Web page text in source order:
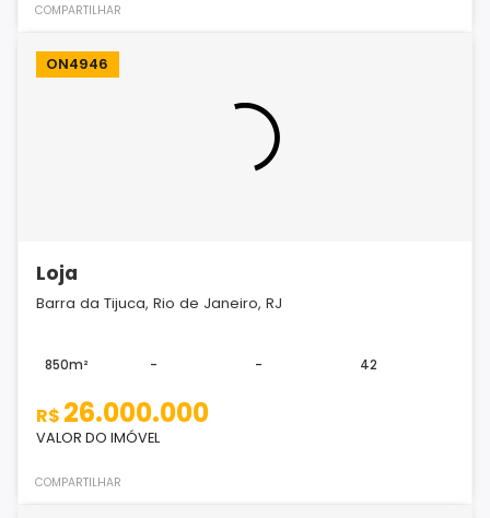
COMPARTILHAR
ON4946
Loja
Barra da Tijuca, Rio de Janeiro, RJ
850m² - - 42
R$ 26.000.000
VALOR DO IMÓVEL
COMPARTILHAR